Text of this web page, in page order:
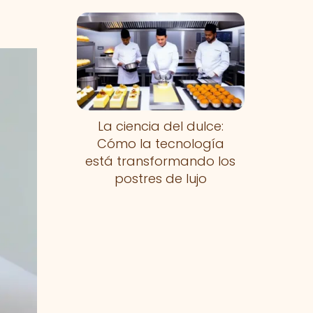
La ciencia del dulce:
Cómo la tecnología
está transformando los
postres de lujo